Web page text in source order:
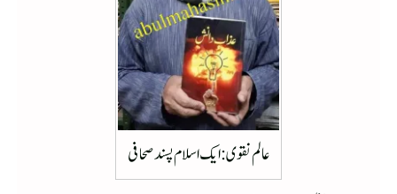
عالم نقوی : ایک اسلام پسند صحافی